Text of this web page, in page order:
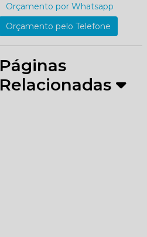
Orçamento por Whatsapp
Orçamento pelo Telefone
Páginas
Relacionadas